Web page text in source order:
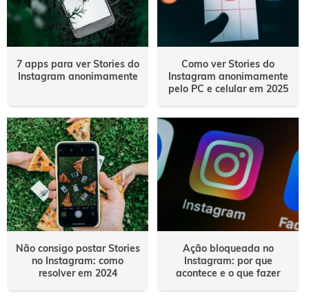
7 apps para ver Stories do
Instagram anonimamente
Como ver Stories do
Instagram anonimamente
pelo PC e celular em 2025
Não consigo postar Stories
no Instagram: como
resolver em 2024
Ação bloqueada no
Instagram: por que
acontece e o que fazer